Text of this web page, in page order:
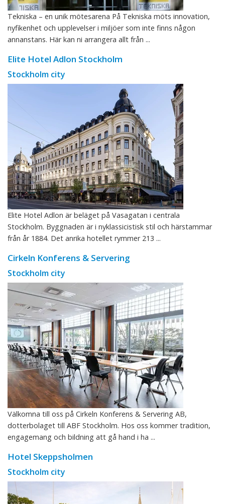
Tekniska – en unik mötesarena På Tekniska möts innovation,
nyfikenhet och upplevelser i miljöer som inte finns någon
annanstans. Här kan ni arrangera allt från ...
Elite Hotel Adlon Stockholm
Stockholm city
Elite Hotel Adlon är beläget på Vasagatan i centrala
Stockholm. Byggnaden är i nyklassicistisk stil och härstammar
från år 1884. Det anrika hotellet rymmer 213 ...
Cirkeln Konferens & Servering
Stockholm city
Välkomna till oss på Cirkeln Konferens & Servering AB,
dotterbolaget till ABF Stockholm. Hos oss kommer tradition,
engagemang och bildning att gå hand i ha ...
Hotel Skeppsholmen
Stockholm city